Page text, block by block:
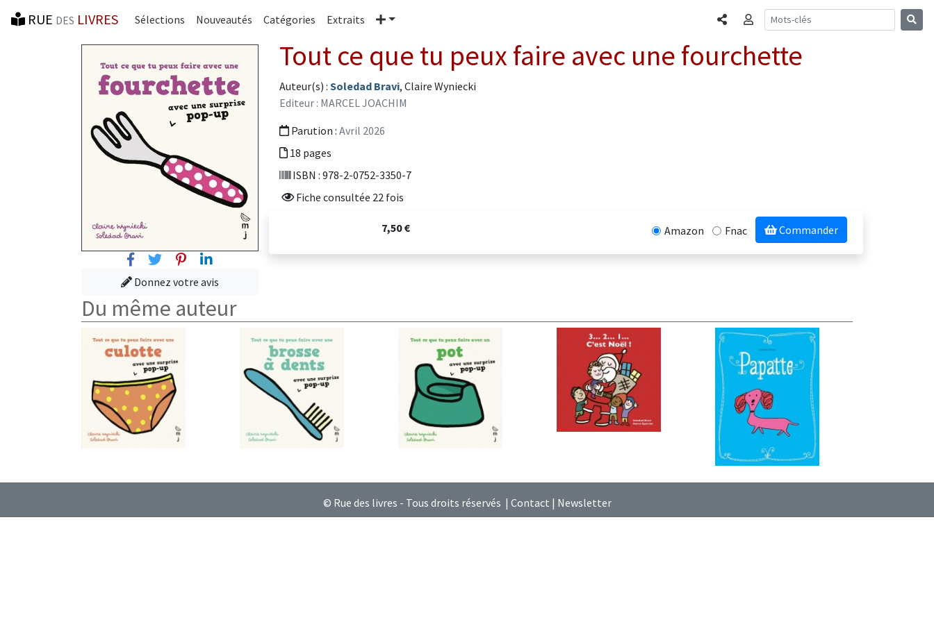
RUE DES LIVRES Sélections Nouveautés Catégories Extraits Plus PartagerConnexion
FacebookTwitterPinterest
Linkedin
Donnez votre avis
Tout ce que tu peux faire avec une fourchette
Auteur(s) : Soledad Bravi, Claire Wyniecki
Editeur : MARCEL JOACHIM
Parution : Avril 2026
18 pages
ISBN : 978-2-0752-3350-7
Fiche consultée 22 fois
7,50 € Amazon Fnac Commander
Du même auteur
© Rue des livres - Tous droits réservés | Contact | Newsletter